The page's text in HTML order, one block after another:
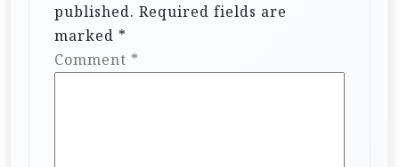
published. Required fields are
marked *
Comment *